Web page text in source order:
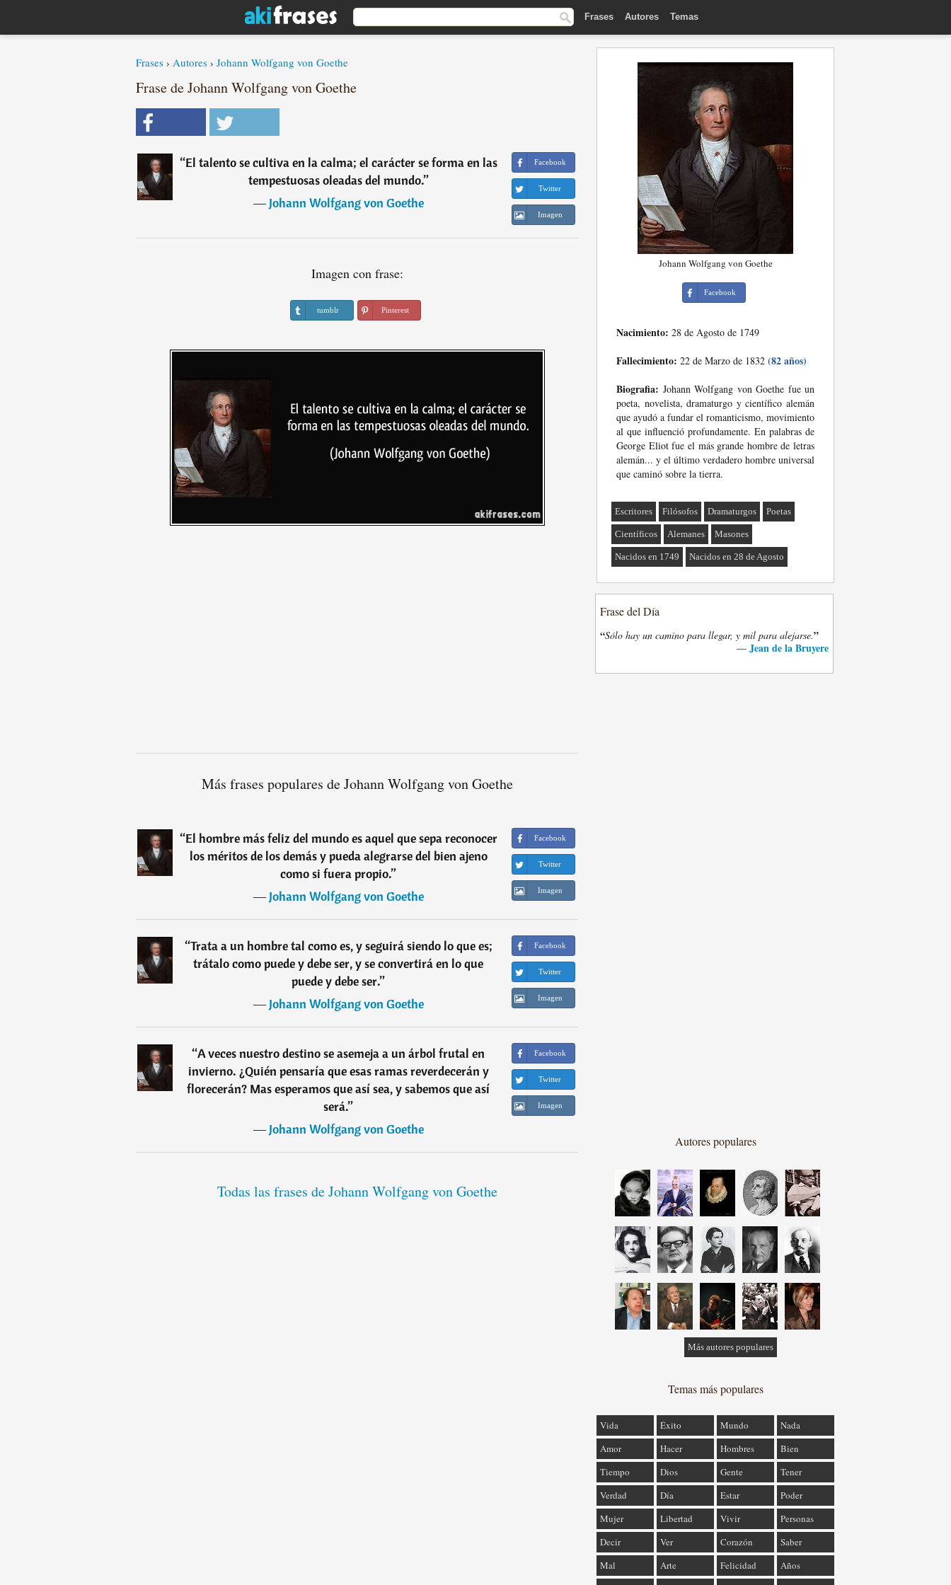
Frases Autores Temas
Frases › Autores › Johann Wolfgang von Goethe
Frase de Johann Wolfgang von Goethe
“El talento se cultiva en la calma; el carácter se forma en las
tempestuosas oleadas del mundo.”
―Johann Wolfgang von Goethe
Facebook
Twitter
Imagen
Imagen con frase:
tumblr Pinterest
Más frases populares de Johann Wolfgang von Goethe
“El hombre más feliz del mundo es aquel que sepa reconocer
los méritos de los demás y pueda alegrarse del bien ajeno
como si fuera propio.”
―Johann Wolfgang von Goethe
Facebook
Twitter
Imagen
“Trata a un hombre tal como es, y seguirá siendo lo que es;
trátalo como puede y debe ser, y se convertirá en lo que
puede y debe ser.”
―Johann Wolfgang von Goethe
Facebook
Twitter
Imagen
“A veces nuestro destino se asemeja a un árbol frutal en
invierno. ¿Quién pensaría que esas ramas reverdecerán y
florecerán? Mas esperamos que así sea, y sabemos que así
será.”
―Johann Wolfgang von Goethe
Facebook
Twitter
Imagen
Todas las frases de Johann Wolfgang von Goethe
Johann Wolfgang von Goethe
Facebook
Nacimiento: 28 de Agosto de 1749
Fallecimiento: 22 de Marzo de 1832 (82 años)
Biografia: Johann Wolfgang von Goethe fue un
poeta, novelista, dramaturgo y científico alemán
que ayudó a fundar el romanticismo, movimiento
al que influenció profundamente. En palabras de
George Eliot fue el más grande hombre de letras
alemán... y el último verdadero hombre universal
que caminó sobre la tierra.
Escritores Filósofos Dramaturgos Poetas
Científicos Alemanes Masones
Nacidos en 1749 Nacidos en 28 de Agosto
Frase del Día
“Sólo hay un camino para llegar, y mil para alejarse.”
— Jean de la Bruyere
Autores populares
Más autores populares
Temas más populares
Vida Éxito Mundo
Nada
Amor
Hacer Hombres
Bien
Tiempo
Dios Gente
Tener
Verdad
Día Estar
Poder
Mujer
Libertad Vivir
Personas
Decir
Ver Corazón
Saber
Mal
Arte Felicidad
Años